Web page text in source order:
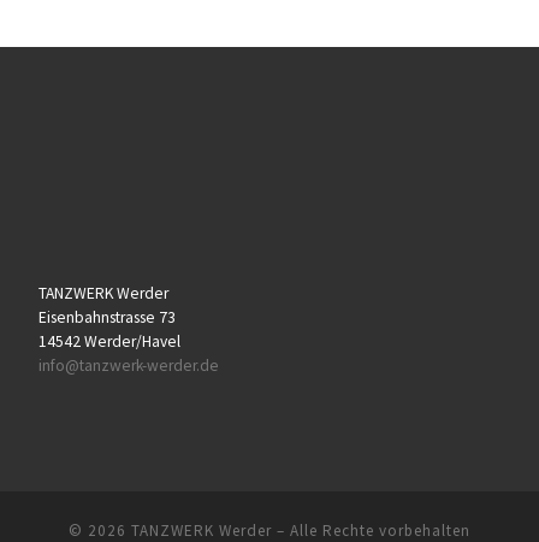
TANZWERK Werder
Eisenbahnstrasse 73
14542 Werder/Havel
info@tanzwerk-werder.de
© 2026 TANZWERK Werder – Alle Rechte vorbehalten